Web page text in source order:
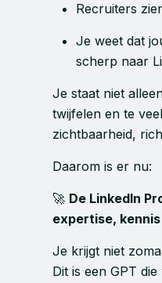
Recruiters
Je weet dat
scherp naar
Je staat niet
twijfelen en te
zichtbaarheid,
Daarom is er nu:
🚀 De LinkedIn
expertise,
Je krijgt niet
Dit is een GPT